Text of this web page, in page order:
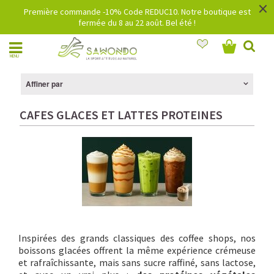
Première commande -10% Code REDUC10. Notre boutique est
fermée du 8 au 22 août. Bel été !
×
MENU
Affiner par
CAFES GLACES ET LATTES PROTEINES
Inspirées des grands classiques des coffee shops, nos
boissons glacées offrent la même expérience crémeuse
et rafraîchissante, mais sans sucre raffiné, sans lactose,